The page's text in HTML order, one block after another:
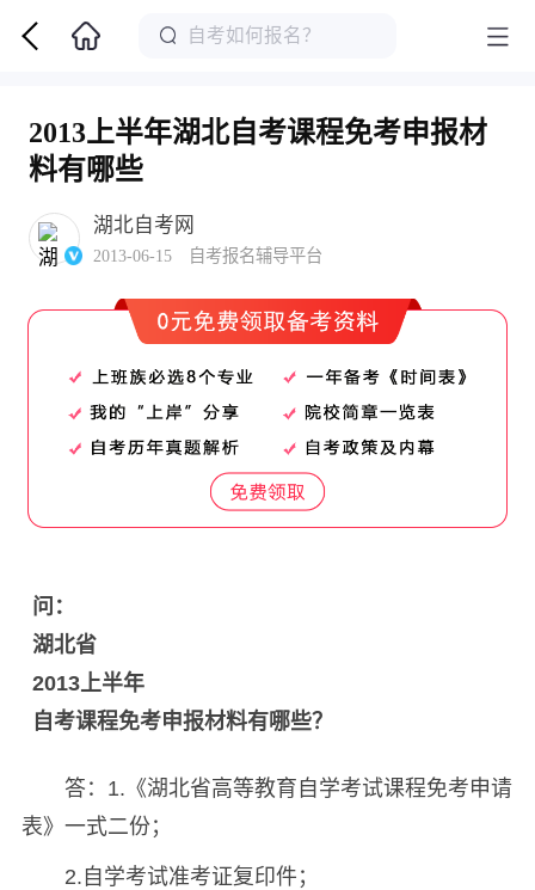
2013上半年湖北自考课程免考申报材
料有哪些
湖北自考网
2013-06-15 自考报名辅导平台
问：
湖北省
2013上半年
自考课程免考申报材料有哪些？
答：1.《湖北省高等教育自学考试课程免考申请
表》一式二份；
2.自学考试准考证复印件；